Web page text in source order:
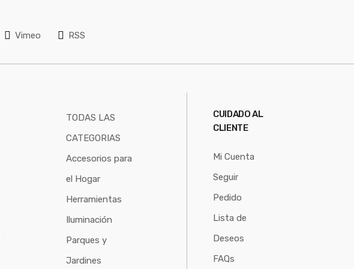
Vimeo RSS
TODAS LAS
CATEGORIAS
Accesorios para
el Hogar
Herramientas
Iluminación
Parques y
Jardines
CUIDADO AL
CLIENTE
Mi Cuenta
Seguir
Pedido
Lista de
Deseos
FAQs